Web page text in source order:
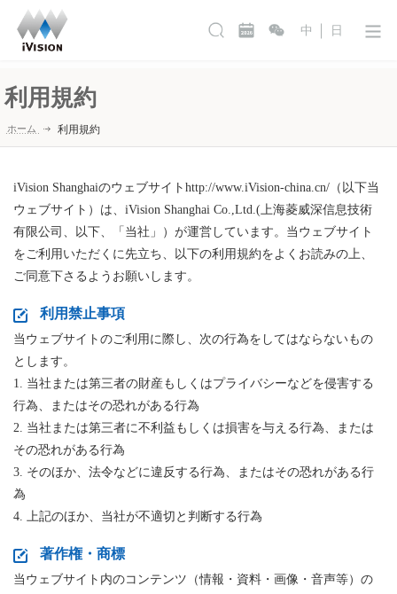
中 日
利用規約
ホーム 利用規約
iVision Shanghaiのウェブサイトhttp://www.iVision-china.cn/（以下当
ウェブサイト）は、iVision Shanghai Co.,Ltd.(上海菱威深信息技術
有限公司、以下、「当社」）が運営しています。当ウェブサイト
をご利用いただくに先立ち、以下の利用規約をよくお読みの上、
ご同意下さるようお願いします。
利用禁止事項
当ウェブサイトのご利用に際し、次の行為をしてはならないもの
とします。
1. 当社または第三者の財産もしくはプライバシーなどを侵害する
行為、またはその恐れがある行為
2. 当社または第三者に不利益もしくは損害を与える行為、または
その恐れがある行為
3. そのほか、法令などに違反する行為、またはその恐れがある行
為
4. 上記のほか、当社が不適切と判断する行為
著作権・商標
当ウェブサイト内のコンテンツ（情報・資料・画像・音声等）の